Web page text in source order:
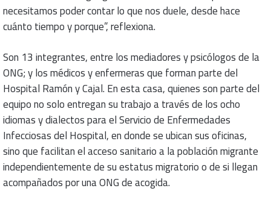
necesitamos poder contar lo que nos duele, desde hace
cuánto tiempo y porque”, reflexiona.
Son 13 integrantes, entre los mediadores y psicólogos de la
ONG; y los médicos y enfermeras que forman parte del
Hospital Ramón y Cajal. En esta casa, quienes son parte del
equipo no solo entregan su trabajo a través de los ocho
idiomas y dialectos para el Servicio de Enfermedades
Infecciosas del Hospital, en donde se ubican sus oficinas,
sino que facilitan el acceso sanitario a la población migrante
independientemente de su estatus migratorio o de si llegan
acompañados por una ONG de acogida.